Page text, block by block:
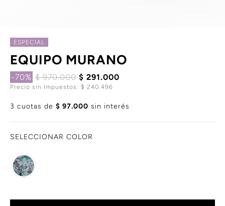
ESPECIAL
EQUIPO MURANO
-70% $ 970.000 $ 291.000
Precio sin Impuestos: $ 240.496
3 cuotas de $ 97.000 sin interés
SELECCIONAR COLOR